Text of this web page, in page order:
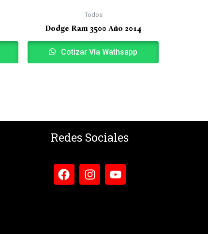
Todos
Dodge Ram 3500 Año 2014
Cotizar Vía Wathsapp
Redes Sociales
a
c
n
s
o
u